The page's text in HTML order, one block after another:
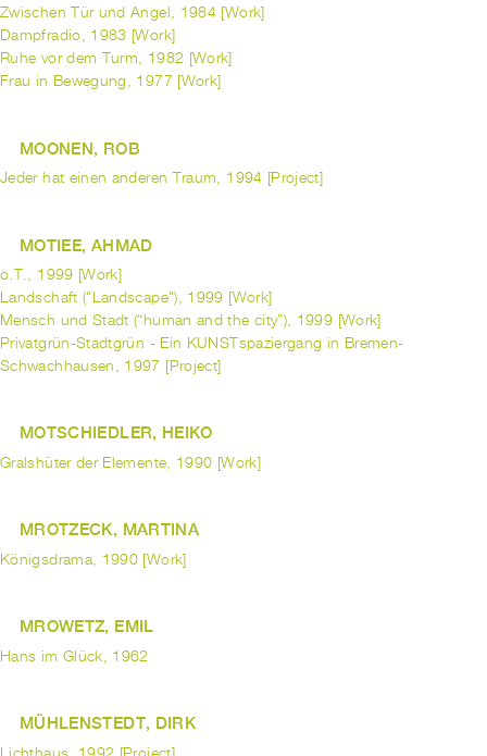
Zwischen Tür und Angel, 1984 [Work]
Dampfradio, 1983 [Work]
Ruhe vor dem Turm, 1982 [Work]
Frau in Bewegung, 1977 [Work]
MOONEN, ROB
Jeder hat einen anderen Traum, 1994 [Project]
MOTIEE, AHMAD
o.T., 1999 [Work]
Landschaft ("Landscape"), 1999 [Work]
Mensch und Stadt (“human and the city”), 1999 [Work]
Privatgrün-Stadtgrün - Ein KUNSTspaziergang in Bremen-
Schwachhausen, 1997 [Project]
MOTSCHIEDLER, HEIKO
Gralshüter der Elemente, 1990 [Work]
MROTZECK, MARTINA
Königsdrama, 1990 [Work]
MROWETZ, EMIL
Hans im Glück, 1962
MÜHLENSTEDT, DIRK